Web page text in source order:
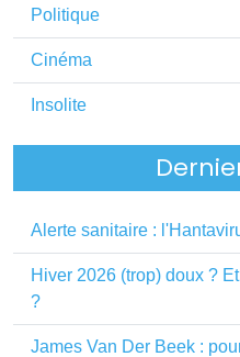
Politique
Cinéma
Insolite
Alerte sanitaire :
Hiver 2026 (trop) doux ?
?
James Van Der Beek :